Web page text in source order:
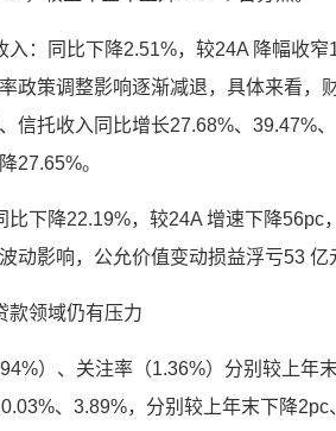
入：同比下降2.51%，较24A 降幅收
政策调整影响逐渐减退，具体来看，
信托收入同比增长27.68%、39.47%
27.65%。
比下降22.19%，较24A 增速下降56pc
动影响，公允价值变动损益浮亏53 亿
款领域仍有压力
）、关注率（1.36%）分别较上年
、3.89%，分别较上年末下降2pc